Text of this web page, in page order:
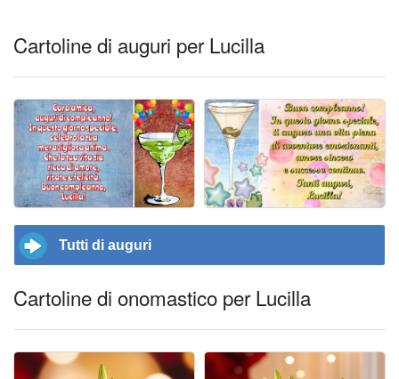
Cartoline di auguri per Lucilla
Tutti di auguri
Cartoline di onomastico per Lucilla